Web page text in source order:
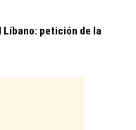
Líbano: petición de la